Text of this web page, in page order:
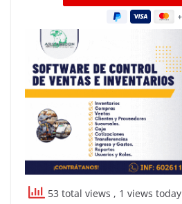
53 total views , 1 views today